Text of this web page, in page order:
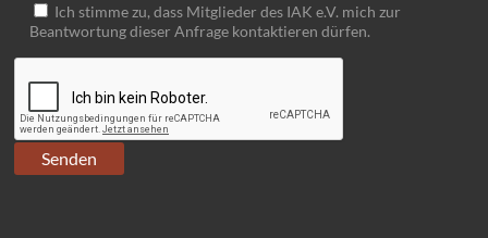
Ich stimme zu, dass Mitglieder des IAK e.V. mich zur
Beantwortung dieser Anfrage kontaktieren dürfen.